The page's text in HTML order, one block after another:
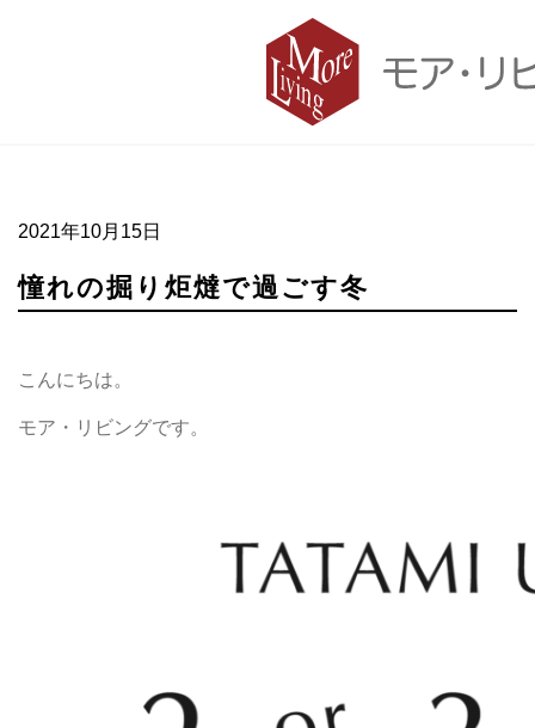
憧れの掘り炬燵で過ごす冬
2021年10月15日
憧れの掘り炬燵で過ごす冬
こんにちは。
モア・リビングです。